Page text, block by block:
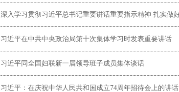
习近平在中共中央政治局第十次集体学习时发表重要讲话
习近平同全国妇联新一届领导班子成员集体谈话
习近平：在庆祝中华人民共和国成立74周年招待会上的讲话